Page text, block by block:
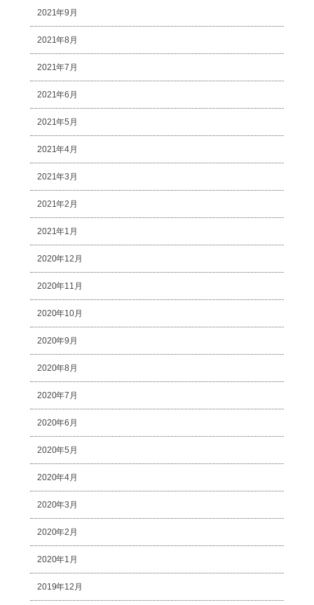
2021年9月
2021年8月
2021年7月
2021年6月
2021年5月
2021年4月
2021年3月
2021年2月
2021年1月
2020年12月
2020年11月
2020年10月
2020年9月
2020年8月
2020年7月
2020年6月
2020年5月
2020年4月
2020年3月
2020年2月
2020年1月
2019年12月